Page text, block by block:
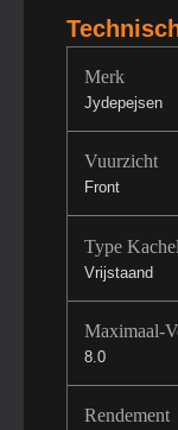
Merk
Jydepejsen
Vuurzicht
Front
Type Kachel
Vrijstaand
Maximaal-
8.0
Rendement